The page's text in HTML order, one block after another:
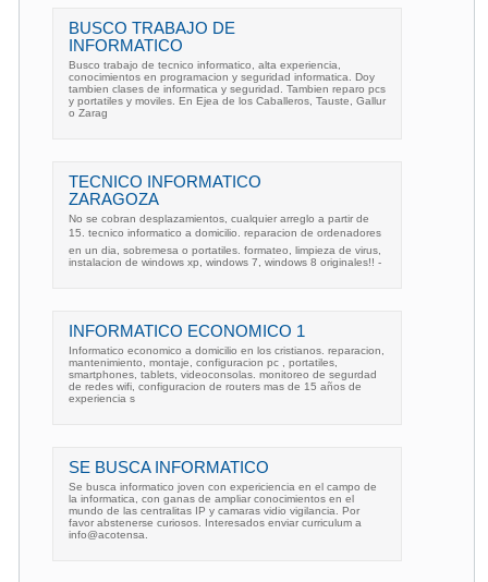
BUSCO TRABAJO DE
INFORMATICO
Busco trabajo de tecnico informatico, alta experiencia,
conocimientos en programacion y seguridad informatica. Doy
tambien clases de informatica y seguridad. Tambien reparo pcs
y portatiles y moviles. En Ejea de los Caballeros, Tauste, Gallur
o Zarag
TECNICO INFORMATICO
ZARAGOZA
No se cobran desplazamientos, cualquier arreglo a partir de
15. tecnico informatico a domicilio. reparacion de ordenadores
en un dia, sobremesa o portatiles. formateo, limpieza de virus,
instalacion de windows xp, windows 7, windows 8 originales!! -
INFORMATICO ECONOMICO 1
Informatico economico a domicilio en los cristianos. reparacion,
mantenimiento, montaje, configuracion pc , portatiles,
smartphones, tablets, videoconsolas. monitoreo de segurdad
de redes wifi, configuracion de routers mas de 15 años de
experiencia s
SE BUSCA INFORMATICO
Se busca informatico joven con expericiencia en el campo de
la informatica, con ganas de ampliar conocimientos en el
mundo de las centralitas IP y camaras vidio vigilancia. Por
favor abstenerse curiosos. Interesados enviar curriculum a
info@acotensa.